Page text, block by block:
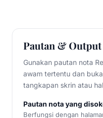
Pautan &
Gunakan pautan nota
awam tertentu dan
tangkapan skrin atau
Pautan nota yang
Berfungsi dengan